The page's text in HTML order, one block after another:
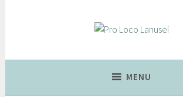
MENU